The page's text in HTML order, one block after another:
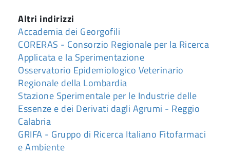
Altri indirizzi
Accademia dei Georgofili
CORERAS - Consorzio Regionale per la Ricerca
Applicata e la Sperimentazione
Osservatorio Epidemiologico Veterinario
Regionale della Lombardia
Stazione Sperimentale per le Industrie delle
Essenze e dei Derivati dagli Agrumi - Reggio
Calabria
GRIFA - Gruppo di Ricerca Italiano Fitofarmaci
e Ambiente